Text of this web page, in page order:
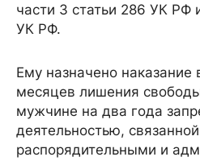
части 3 статьи 286 УК РФ
УК РФ.
Ему назначено наказание
месяцев лишения
мужчине на два года
деятельностью,
распорядительными и